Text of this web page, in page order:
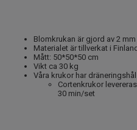
Blomkrukan är gjord av 2 mm
Materialet är tillverkat i Finland
Mått: 50*50*50 cm
Vikt ca 30 kg
Våra krukor har
Cortenkrukor
30 min/set